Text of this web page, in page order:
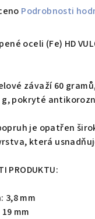
Podrobnosti
oceli (Fe) HD
závaží 60
g, pokryté
je opatřen
která
PRODUKTU:
3,8 mm
mm